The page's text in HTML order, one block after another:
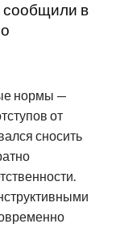
сообщили в
нормы —
от
сносить